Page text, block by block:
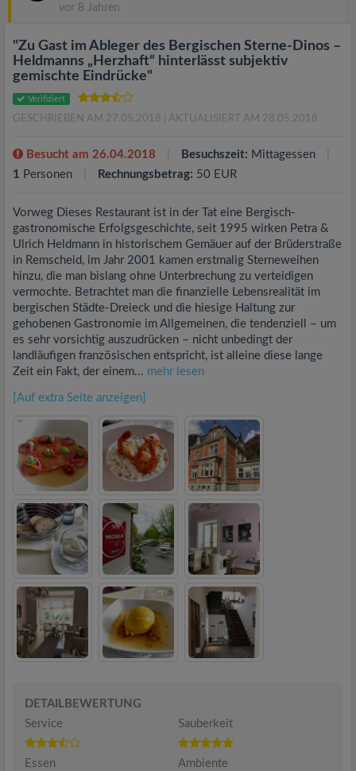
vor 8 Jahren
"Zu Gast im Ableger des Bergischen Sterne-Dinos –
Heldmanns „Herzhaft“ hinterlässt subjektiv
gemischte Eindrücke"
Verifiziert
GESCHRIEBEN AM 27.05.2018 | AKTUALISIERT AM 28.05.2018
Besucht am 26.04.2018 Besuchszeit: Mittagessen
1 Personen Rechnungsbetrag: 50 EUR
Vorweg Dieses Restaurant ist in der Tat eine Bergisch-
gastronomische Erfolgsgeschichte, seit 1995 wirken Petra &
Ulrich Heldmann in historischem Gemäuer auf der Brüderstraße
in Remscheid, im Jahr 2001 kamen erstmalig Sterneweihen
hinzu, die man bislang ohne Unterbrechung zu verteidigen
vermochte. Betrachtet man die finanzielle Lebensrealität im
bergischen Städte-Dreieck und die hiesige Haltung zur
gehobenen Gastronomie im Allgemeinen, die tendenziell – um
es sehr vorsichtig auszudrücken – nicht unbedingt der
landläufigen französischen entspricht, ist alleine diese lange
Zeit ein Fakt, der einem... mehr lesen
[Auf extra Seite anzeigen]
DETAILBEWERTUNG
Service
Sauberkeit
Essen Ambiente